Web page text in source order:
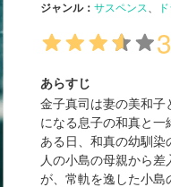
ジャンル： サスペンス
あらすじ
金子真司は妻の美和子
になる息子の和真と一
ある日、和真の幼馴
人の小島の母親から
が、常軌を逸した小島